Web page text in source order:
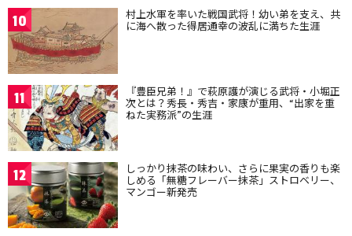
10 村上水軍を率いた戦国武将！幼い弟を支え、共
に海へ散った得居通幸の波乱に満ちた生涯
11 『豊臣兄弟！』で萩原護が演じる武将・小堀正
次とは？秀長・秀吉・家康が重用、“出家を重
ねた実務派”の生涯
12 しっかり抹茶の味わい、さらに果実の香りも楽
しめる「無糖フレーバー抹茶」ストロベリー、
マンゴー新発売